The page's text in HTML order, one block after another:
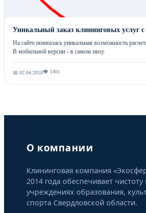
Уникальный заказ клининговых услуг с
На сайте появилась уникальная возможность
В мобильной версии - в самом низу.
📅 02.04.2018👁 1401
О компании
Клининговая компания
2014 года обеспечивает чистоту
учреждениях образования,
спорта Свердловской области.